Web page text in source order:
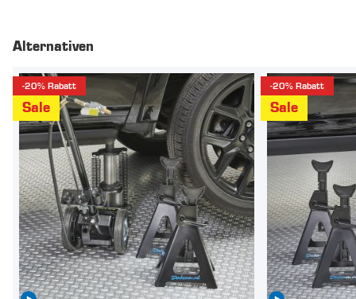
Alternativen
-20% Rabatt
Sale
-20% Rabatt
Sale